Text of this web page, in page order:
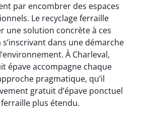
par encombrer des espaces
Le recyclage ferraille
une solution concrète à ces
dans une démarche
À Charleval,
épave accompagne chaque
pragmatique, qu’il
gratuit d’épave ponctuel
plus étendu.